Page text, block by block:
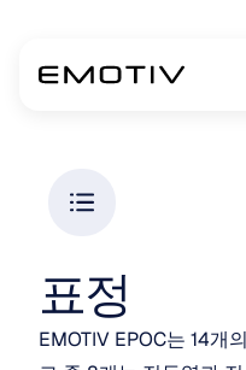
표정
EMOTIV EPOC는 14개